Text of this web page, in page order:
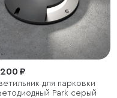
₽
для парковки
Park серый